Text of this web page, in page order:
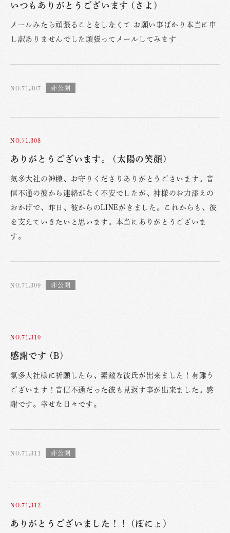
いつもありがとうございます (さよ)
メールみたら頑張ることをしなくて お願い事ばかり本当に申
し訳ありませんでした頑張ってメールしてみます
NO.71,307
NO.71,308
ありがとうございます。 (太陽の笑顔)
気多大社の神様、お守りくださりありがとうごさいます。音
信不通の彼から連絡がなく不安でしたが、神様のお力添えの
おかげで、昨日、彼からのLINEがきました。これからも、彼
を支えていきたいと思います。本当にありがとうございま
す。
NO.71,309
NO.71,310
感謝です (B)
氣多大社様に祈願したら、素敵な彼氏が出来ました！有難う
ございます！音信不通だった彼も見返す事が出来ました。感
謝です。幸せな日々です。
NO.71,311
NO.71,312
ありがとうございました！！ (ぽにょ)